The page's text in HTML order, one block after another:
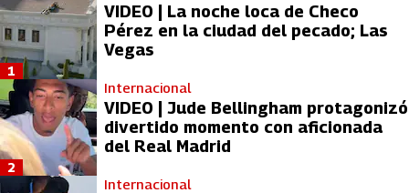
VIDEO | La noche loca de Checo
Pérez en la ciudad del pecado; Las
Vegas
1
Internacional
VIDEO | Jude Bellingham protagonizó
divertido momento con aficionada
del Real Madrid
2
Internacional